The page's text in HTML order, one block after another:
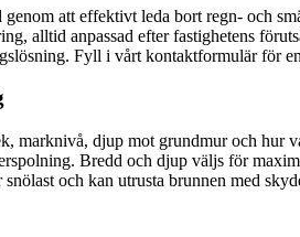
att effektivt leda bort regn- och
alltid anpassad efter fastighetens
Fyll i vårt kontaktformulär för
djup mot grundmur och hur
Bredd och djup väljs för
och kan utrusta brunnen med